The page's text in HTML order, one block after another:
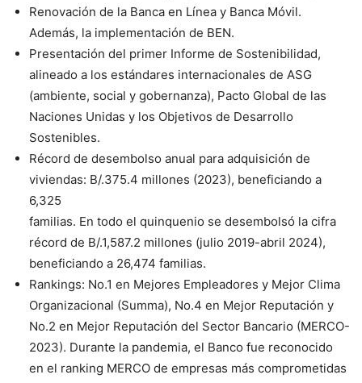
Renovación de la Banca en Línea y Banca Móvil.
Además, la implementación de BEN.
Presentación del primer Informe de Sostenibilidad,
alineado a los estándares internacionales de ASG
(ambiente, social y gobernanza), Pacto Global de las
Naciones Unidas y los Objetivos de Desarrollo
Sostenibles.
Récord de desembolso anual para adquisición de
viviendas: B/.375.4 millones (2023), beneficiando a
6,325
familias. En todo el quinquenio se desembolsó la cifra
récord de B/.1,587.2 millones (julio 2019-abril 2024),
beneficiando a 26,474 familias.
Rankings: No.1 en Mejores Empleadores y Mejor Clima
Organizacional (Summa), No.4 en Mejor Reputación y
No.2 en Mejor Reputación del Sector Bancario (MERCO-
2023). Durante la pandemia, el Banco fue reconocido
en el ranking MERCO de empresas más comprometidas